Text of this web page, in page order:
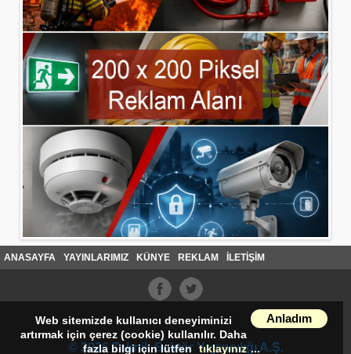
Anladım
Web sitemizde kullanıcı deneyiminizi
artırmak için çerez (cookie) kullanılır. Daha
fazla bilgi için lütfen tıklayınız ...
ANASAYFA YAYINLARIMIZ KÜNYE REKLAM İLETİŞİM
© 2026 Teknik Sektör Yayıncılığı A.Ş.